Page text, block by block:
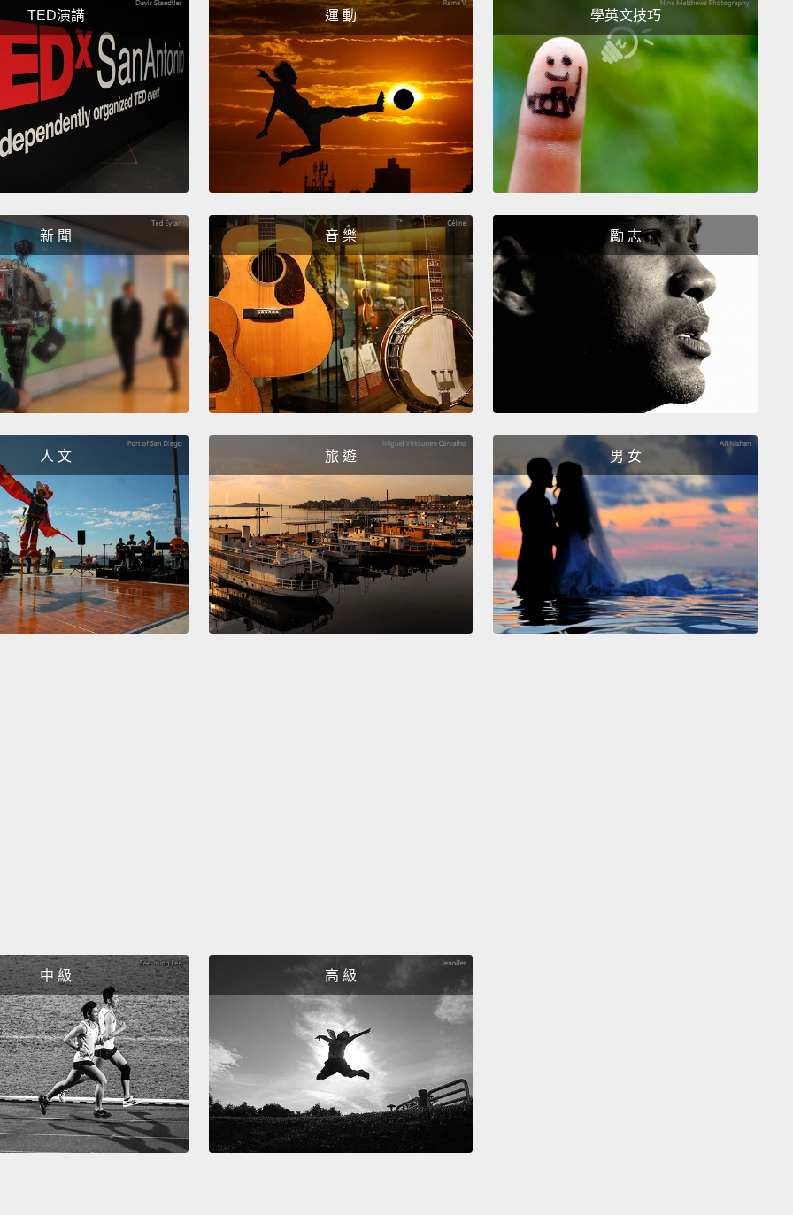
Find blueprints hidden within stages, and you can evolve
Copy Abilities. Hit harder, farther, and faster.
在關卡中找到隱藏的設計圖來進化複製能力。讓攻擊更猛、更
遠、更快。
You'll even get different hats. Looking sharp, Kirby.
and that one,
and yep, that one, too.
你還會有不同的帽子。看起來很潮喔，卡比。有這個帽子、那
個，對，還有那個。
Sniff out those blueprints in each stage to power up the
Puffball.
在每個關卡中找出這些設計圖來強化卡比吧。
Say hello to Mouthful Mode!
Inhale a car for a high-
speed transportation.
A cone to show the ground you've
actions will change depending on what he inhales.
新的能力「塞滿嘴變形」來啦!登登!把汽車吸到嘴裡盡情奔
馳。吸入三角錐刺穿地面，獲得金幣。或吸入圈圈乘風破浪。
吸入不同的物品，卡比也會有不同的動作。
Use Mouthful Mode, and search high and low for places
where Copy Abilities just won't do.
It might even be the key to uncovering some nifty
這些瓦豆魯迪需要一個家。拯救他們，看著你居住的瓦豆魯迪
小鎮發展起來。買到剁手指!釣魚啦!收集扭蛋!打工賺錢!玩小遊
戲，和全世界的玩家比分數。拯救的瓦豆魯迪數量越多，小鎮
的設施也會增加。
It's a big bad boss rush at the Colosseum!
grueling gauntlet,
在競技場和魔王死鬥!接受挑戰，和熟悉的強敵戰鬥吧!
TED演講 運 動 學英文技巧
新 聞 音 樂 勵 志
人 文 旅 遊 男 女
中 級 高 級